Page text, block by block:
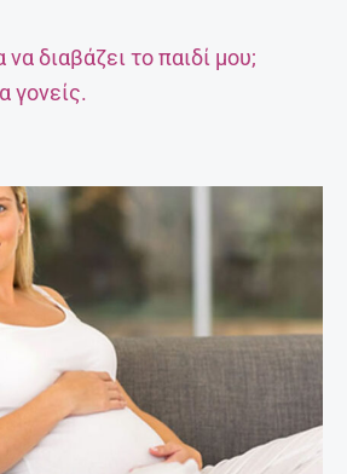
να διαβάζει το παιδί μου;
γονείς.